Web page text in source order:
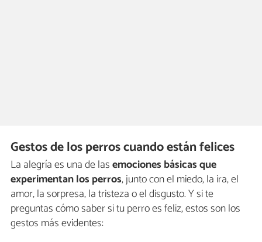
Gestos de los perros cuando están felices
La alegría es una de lasemociones básicas que
experimentan los perros, junto con el miedo, la ira, el
amor, la sorpresa, la tristeza o el disgusto. Y si te
preguntas cómo saber si tu perro es feliz, estos son los
gestos más evidentes: